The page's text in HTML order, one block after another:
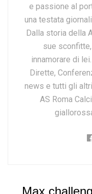
e passione al
una testata
Dalla storia della
sue
innamorare di
Dirette,
news e tutti gli
AS Roma